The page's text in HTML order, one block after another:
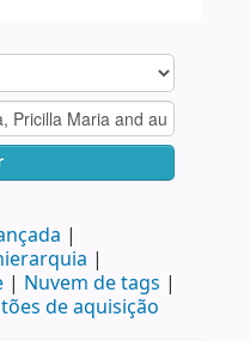
Nuvem de tags
de aquisição